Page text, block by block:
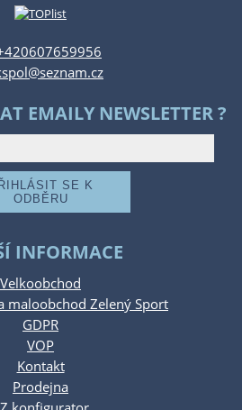
EMAILY NEWSLETTER ?
INFORMACE
Velkoobchod
maloobchod Zelený Sport
GDPR
VOP
Kontakt
Prodejna